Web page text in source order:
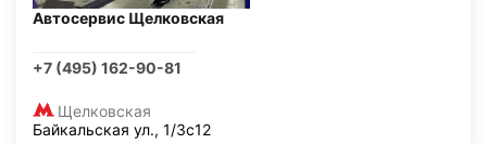
Автосервис Щелковская
+7 (495) 162-90-81
Щелковская
Байкальская ул., 1/3с12